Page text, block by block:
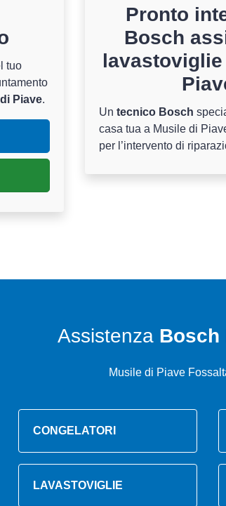
tuo
Piave.
Pronto
Bosch
Un tecnico Bosch
casa tua a Musile di
per l’intervento di
Assistenza Bosch
Musile di Piave
CONGELATORI
LAVASTOVIGLIE